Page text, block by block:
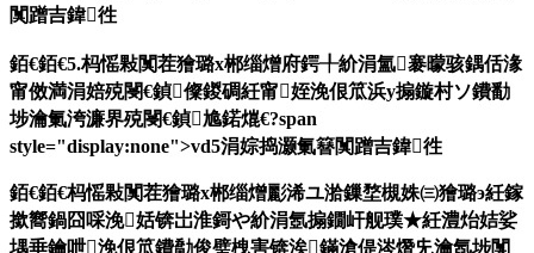
闃蹭吉鍏徃
銆€銆€5.杩愮敤闃茬獪璐х郴缁熷府鍔╀紒涓氳褰曚骇鍝佸湪
甯傚満涓婄殑閿€鍞儏鍐碉紝甯姪浼佷笟浜у搧鏇村ソ鐨勫
埗瀹氭洿濂界殑閿€鍞尯鍩熴€?span
style="display:none">vd5涓婃捣灏氭簮闃蹭吉鍏徃
銆€銆€杩愮敤闃茬獪璐х郴缁熷彲浠ユ湁鏁堥槻姝㈢獪璐э紝鎵
撳嚮鍋囧啋浼姡锛岀淮鎶や紒涓氬搧鐗屽舰璞★紝澧炲姞娑
堣垂鑰呭浼佷笟鐨勪俊璧栧害锛涘鏋滄偍涔熸兂瀹氬埗闃